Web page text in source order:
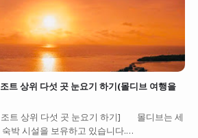
트 상위 다섯 곳 눈요기 하기(몰디브 여행을
조트 상위 다섯 곳 눈요기 하기] 몰디브는 세
박 시설을 보유하고 있습니다.…